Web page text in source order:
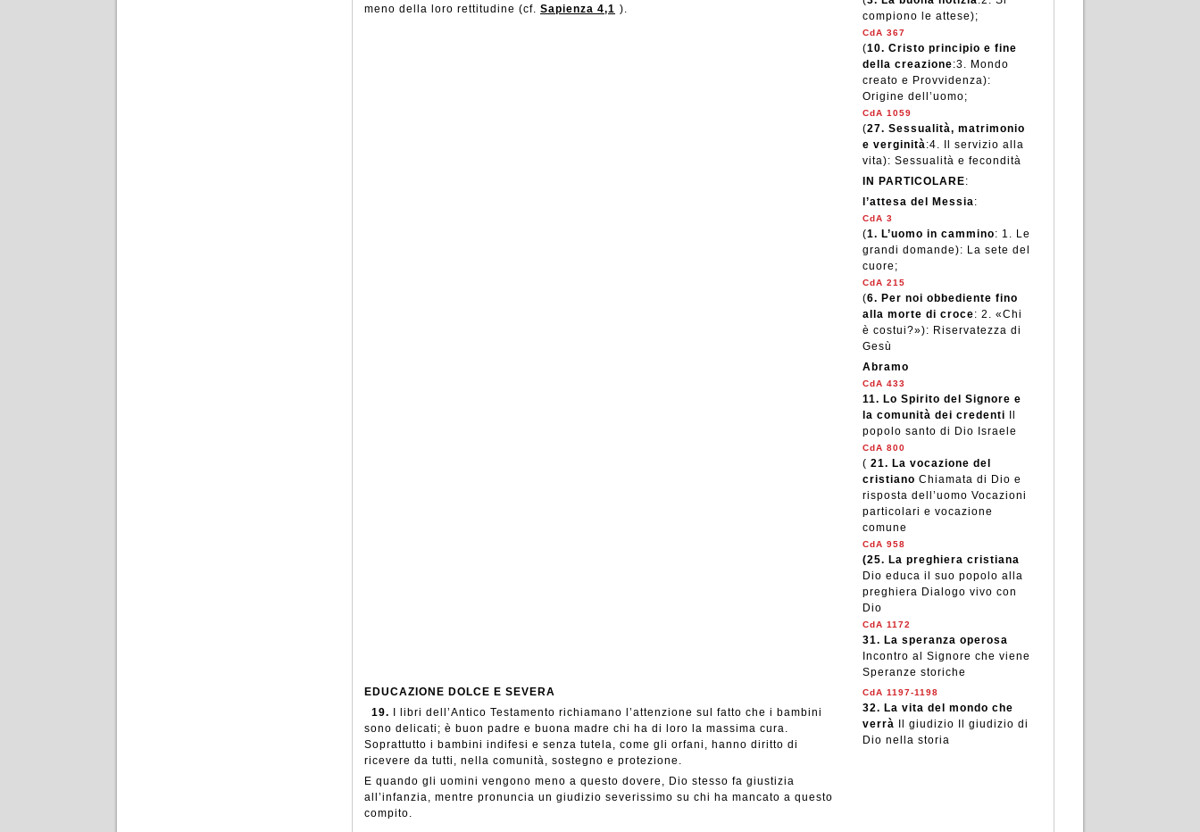
meno della loro rettitudine (cf. Sapienza 4,1 ).
compiono le attese);
CdA 367
(10. Cristo principio e fine
della creazione:3. Mondo
creato e Provvidenza):
Origine dell’uomo;
CdA 1059
(27. Sessualità, matrimonio
e verginità:4. Il servizio alla
vita): Sessualità e fecondità
IN PARTICOLARE:
l’attesa del Messia:
CdA 3
(1. L’uomo in cammino: 1. Le
grandi domande): La sete del
cuore;
CdA 215
(6. Per noi obbediente fino
alla morte di croce: 2. «Chi
è costui?»): Riservatezza di
Gesù
Abramo
CdA 433
11. Lo Spirito del Signore e
la comunità dei credenti
popolo santo di Dio Israele
CdA 800
( 21. La vocazione del
cristiano Chiamata di Dio e
risposta dell’uomo Vocazioni
particolari e vocazione
comune
CdA 958
(25. La preghiera cristiana
Dio educa il suo popolo alla
preghiera Dialogo vivo con
Dio
CdA 1172
31. La speranza operosa
Incontro al Signore che viene
Speranze storiche
EDUCAZIONE DOLCE E SEVERA
19.
I libri dell’Antico Testamento richiamano l’attenzione sul fatto che i bambini
sono delicati; è buon padre e buona madre chi ha di loro la massima cura.
Soprattutto i bambini indifesi e senza tutela, come gli orfani, hanno diritto di
ricevere da tutti, nella comunità, sostegno e protezione.
E quando gli uomini vengono meno a questo dovere, Dio stesso fa giustizia
all’infanzia, mentre pronuncia un giudizio severissimo su chi ha mancato a questo
compito.
CdA 1197-1198
32. La vita del mondo che
verrà
Il giudizio Il giudizio di
Dio nella storia